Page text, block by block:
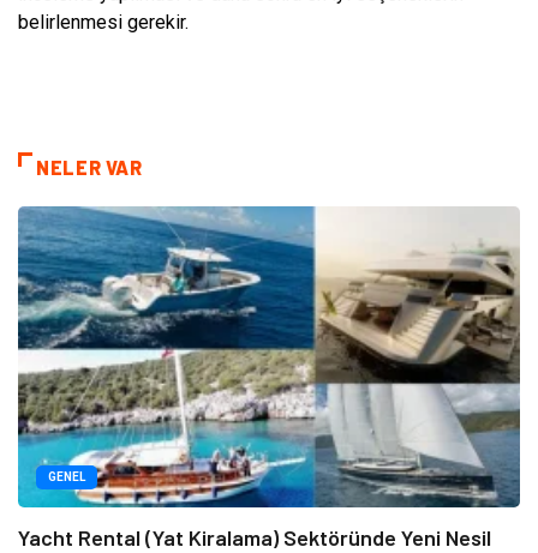
belirlenmesi gerekir.
NELER VAR
GENEL
Yacht Rental (Yat Kiralama) Sektöründe Yeni Nesil